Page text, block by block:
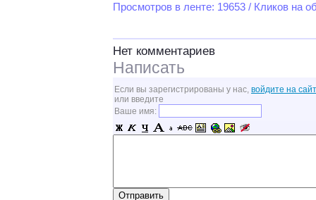
Просмотров в ленте: 19653 / Кликов на
Нет комментариев
Написать
Если вы зарегистрированы у нас, войдите на сайт
или введите
Ваше имя: